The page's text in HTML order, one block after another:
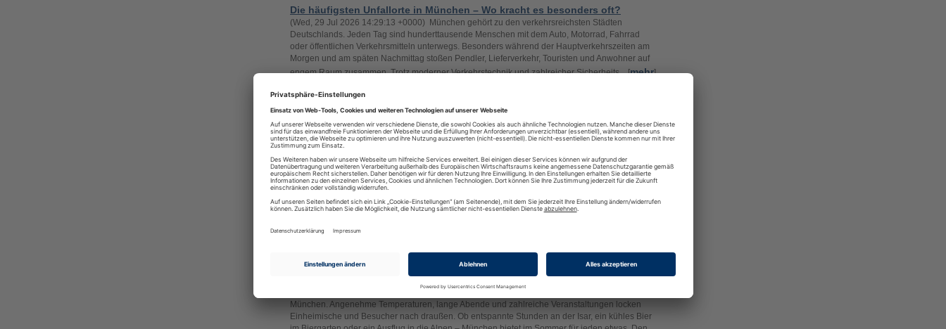
Die häufigsten Unfallorte in München – Wo kracht es besonders oft?
(Wed, 29 Jul 2026 14:29:13 +0000) München gehört zu den verkehrsreichsten Städten
Deutschlands. Jeden Tag sind hunderttausende Menschen mit dem Auto, Motorrad, Fahrrad
oder öffentlichen Verkehrsmitteln unterwegs. Besonders während der Hauptverkehrszeiten am
Morgen und am späten Nachmittag stoßen Pendler, Lieferverkehr, Touristen und Anwohner auf
engem Raum zusammen. Trotz moderner Verkehrstechnik und zahlreicher Sicherheits... [mehr]
Hako Ramen in München: Unser Erfahrungsbericht
(Thu, 23 Jul 2026 07:36:56 +0000) Wir haben Hako Ramen bereits in Berlin kennengelernt und
dort einen sehr positiven Eindruck von der Küche gewonnen. Umso mehr hat es uns gefreut,
dass das Franchise-Konzept inzwischen auch in der bayerischen Landeshauptstadt vertreten
ist. Die aromatischen Ramen, die sorgfältig zubereiteten Brühen und die authentischen
japanischen Spezialitäten konnten uns bereits in Berlin überzeugen. Ob Hak... [mehr]
Baumärkte in München: Standorte & Service
(Tue, 21 Jul 2026 12:17:00 +0000) Ihr sucht nach einem passenden Baumarkt in München? Ob
Renovierung, Heimwerken, Gartenarbeit oder ein größeres Bauprojekt – die Auswahl an
Baumärkten in der bayerischen Landeshauptstadt ist groß. Von BAUHAUS über OBI und toom
Sortimenten für private und gewerbliche Kunden. Je nach Standort [R... [mehr]
Sommer in München – Die schönsten Erlebnisse und Ausflugsziele
(Thu, 16 Jul 2026 11:30:33 +0000) Der Sommer gehört zu den schönsten Jahreszeiten in
München. Angenehme Temperaturen, lange Abende und zahlreiche Veranstaltungen locken
Einheimische und Besucher nach draußen. Ob entspannte Stunden an der Isar, ein kühles Bier